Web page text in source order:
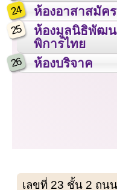
24 ห้องอาสาสมัคร
25
ห้องมูลนิธิพัฒ
พิการไทย
26 ห้องบริจาค
เลขที่ 23 ชั้น 2 ถน